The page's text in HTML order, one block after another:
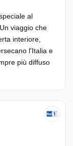
al
viaggio che
interiore,
l'Italia e
più diffuso